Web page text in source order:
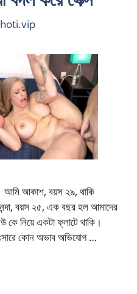
আমি আকাশ, বয়স ২৯, থাকি
বয়স ২৫, এক বছর হল আমাদের
কে নিয়ে একটা ফ্লাটে থাকি।
কোন অভাব অভিযোগ …